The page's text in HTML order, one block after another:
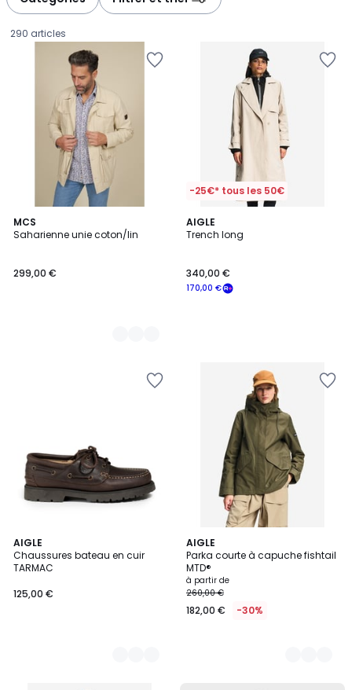
290 articles
MCS
Saharienne unie coton/lin
€.
299,00 €
2
Couleurs
-25€* tous les 50€
AIGLE
Trench long
170,00 €
340,00 €
AIGLE
Chaussures bateau en cuir
TARMAC
125,00 €
2
Couleurs
AIGLE
Parka courte à capuche fishtail
MTD®
à partir de
260,00 €
182,00 € -30%
3
Couleurs